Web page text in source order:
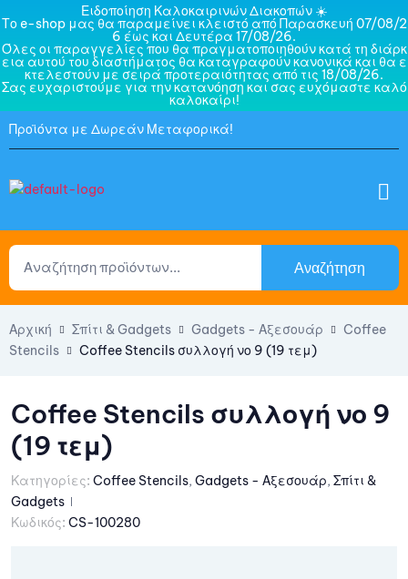
Ειδοποίηση Καλοκαιρινών Διακοπών ☀️
Το e-shop μας θα παραμείνει κλειστό από Παρασκευή 07/08/2
6 έως και Δευτέρα 17/08/26.
Όλες οι παραγγελίες που θα πραγματοποιηθούν κατά τη διάρκ
εια αυτού του διαστήματος θα καταγραφούν κανονικά και θα ε
κτελεστούν με σειρά προτεραιότητας από τις 18/08/26.
Σας ευχαριστούμε για την κατανόηση και σας ευχόμαστε καλό
καλοκαίρι!
Προϊόντα με Δωρεάν Μεταφορικά!
Αναζήτηση
Αρχική Σπίτι & Gadgets Gadgets - Αξεσουάρ
Coffee
Stencils
Coffee Stencils συλλογή νο 9 (19 τεμ)
Coffee Stencils συλλογή νο 9
(19 τεμ)
Κατηγορίες: Coffee Stencils, Gadgets - Αξεσουάρ, Σπίτι &
Gadgets
Κωδικός: CS-100280